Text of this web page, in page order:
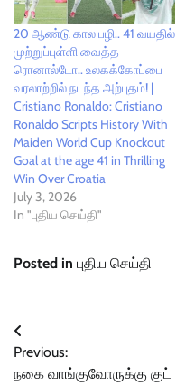
20 ஆண்டு கால பழி.. 41 வயதில்
முற்றுப்புள்ளி வைத்த
ரொனால்டோ.. உலகக்கோப்பை
வரலாற்றில் நடந்த அற்புதம்! |
Cristiano Ronaldo: Cristiano
Ronaldo Scripts History With
Maiden World Cup Knockout
Goal at the age 41 in Thrilling
Win Over Croatia
July 3, 2026
In "புதிய செய்தி"
Posted in புதிய செய்தி
Post
navigation
Previous:
நகை வாங்குவோருக்கு குட்